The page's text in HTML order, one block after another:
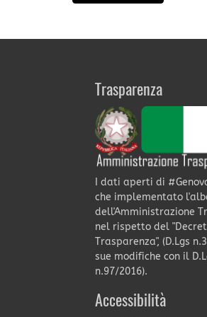
Trasparenza
I dati aperti di
che implementato
dell'Amministrazione
nel rispetto del
Trasparenza", (D.Lgs
sue modifiche con il
n.97/2016).
Accessibilità